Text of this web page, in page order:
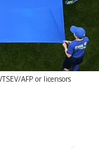
AFP or licensors